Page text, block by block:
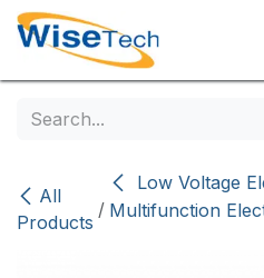
Skip to Content
All
Products
/
Low Voltage
Multifunction